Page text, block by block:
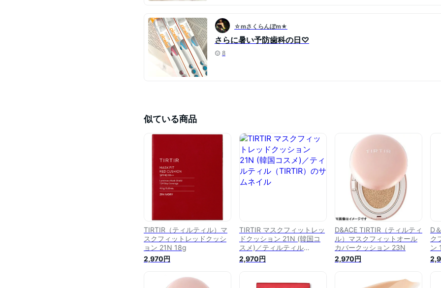
☆mさくらんぼm★
さらに暑い予防歯科の日♡
8
似ている商品
TIRTIR（ティルティル）マ
スクフィットレッドクッシ
ョン 21N 18g
2,970円
TIRTIR マスクフィットレッ
ドクッション 21N (韓国コ
スメ)／ティルティル
（TIRTIR）
2,970円
D&ACE TIRTIR（ティルティ
ル）マスクフィットオール
カバークッション 23N
2,970円
D
ク
ン
ク
ン